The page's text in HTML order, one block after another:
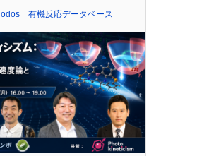
odos 有機反応データベース